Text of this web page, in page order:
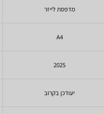
מדפסת לייזר
A4
2025
יעודכן בקרוב